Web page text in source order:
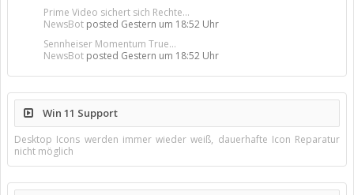
Prime Video sichert sich Rechte...
NewsBot posted Gestern um 18:52 Uhr
Sennheiser Momentum True...
NewsBot posted Gestern um 18:52 Uhr
Win 11 Support
Desktop Icons werden immer wieder weiß, dauerhafte Icon Reparatur
nicht möglich